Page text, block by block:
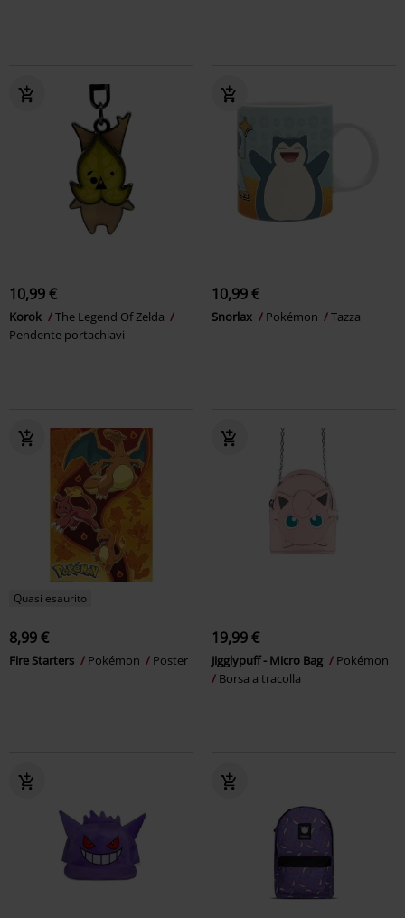
10,99 €
Korok
The Legend Of Zelda
Pendente portachiavi
10,99 €
Snorlax Pokémon Tazza
Quasi esaurito
8,99 €
Fire Starters Pokémon Poster
19,99 €
Jigglypuff - Micro Bag
Pokémon
Borsa a tracolla